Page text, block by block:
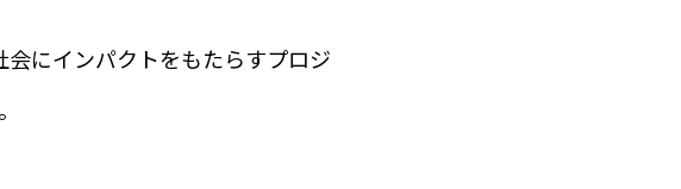
にインパクトをもたらすプロジ